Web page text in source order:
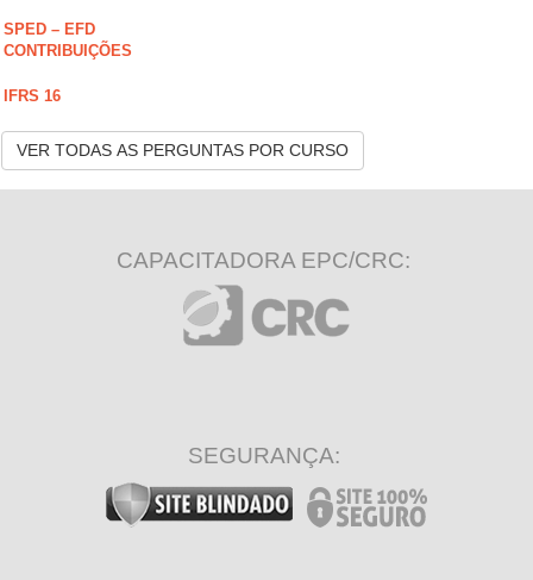
SPED – EFD
CONTRIBUIÇÕES
IFRS 16
VER TODAS AS PERGUNTAS POR CURSO
CAPACITADORA EPC/CRC:
SEGURANÇA: